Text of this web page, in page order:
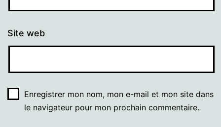
Site web
Enregistrer mon nom, mon e-mail et mon site dans
le navigateur pour mon prochain commentaire.